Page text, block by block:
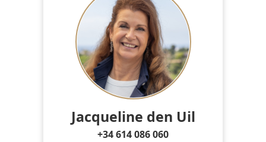
Jacqueline den Uil
+34 614 086 060